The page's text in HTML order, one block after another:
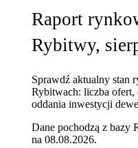
Raport
Rybitwy,
Sprawdź aktualny stan
Rybitwach: liczba ofert,
oddania inwestycji
Dane pochodzą z bazy
na08.08.2026.